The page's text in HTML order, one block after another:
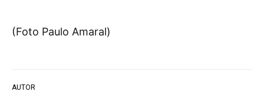
AUTOR
(Foto Paulo Amaral)